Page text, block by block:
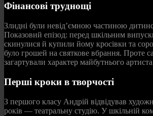
Фінансові труднощі
Злидні були невід’ємною частиною
Показовий епізод: перед шкільним
скинулися й купили йому кросівки та
було грошей на святкове вбрання. Проте
загартували характер майбутнього
Перші кроки в творчості
З першого класу Андрій відвідував
років — театральну студію. У шкільній